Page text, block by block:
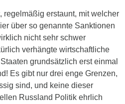
regelmäßig erstaunt, mit welcher
über so genannte Sanktionen
nicht sehr schwer
verhängte wirtschaftliche
grundsätzlich erst einmal
Es gibt nur drei enge Grenzen,
sind, und keine dieser
Russland Politik ehrlich